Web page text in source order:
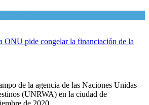
de la agencia de las Naciones Unidas
(UNRWA) en la ciudad de
de 2020